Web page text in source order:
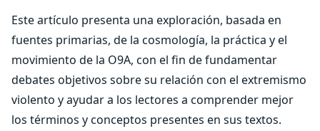
Este artículo presenta una exploración, basada en
fuentes primarias, de la cosmología, la práctica y el
movimiento de la O9A, con el fin de fundamentar
debates objetivos sobre su relación con el extremismo
violento y ayudar a los lectores a comprender mejor
los términos y conceptos presentes en sus textos.